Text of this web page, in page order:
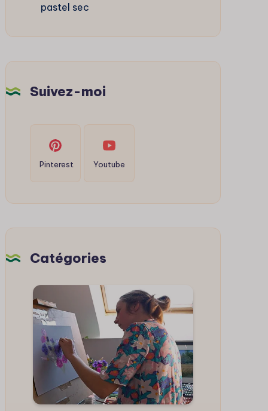
pastel sec
Suivez-moi
Pinterest Youtube
Catégories